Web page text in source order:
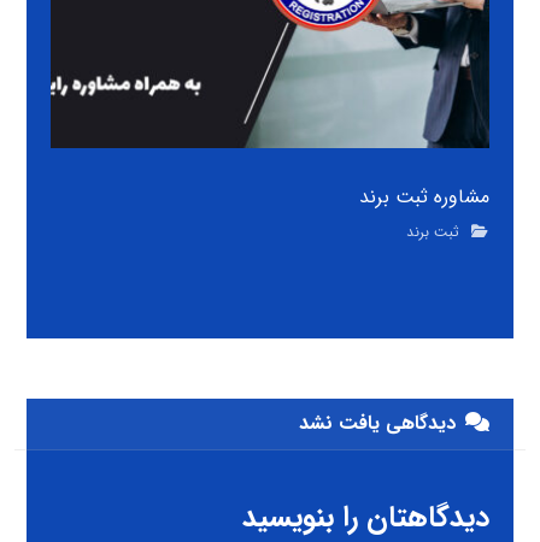
مشاوره ثبت برند
ثبت برند
دیدگاهی یافت نشد
دیدگاهتان را بنویسید